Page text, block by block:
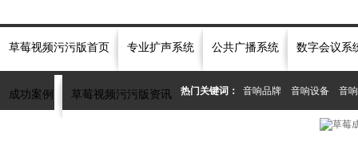
草莓视频污污版首页 专业扩声系统 公共广播系统 数字会议系
成功案例 草莓视频污污版资讯 热门关键词： 音响品牌 音响设备 音